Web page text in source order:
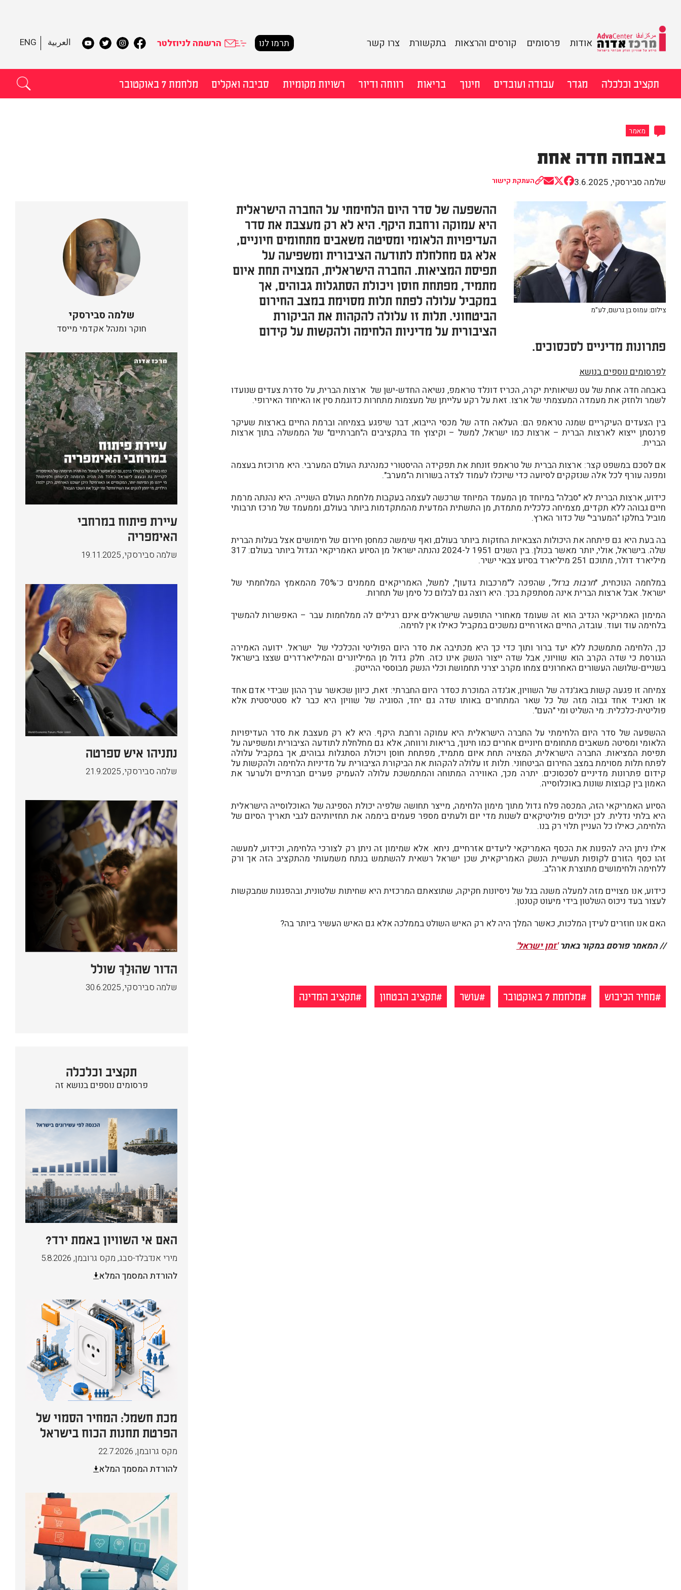
מרכז
אדוה
מידע על שוויון
וצדק חברתי
אודות פרסומים קורסים והרצאות בתקשורת צרו קשר תרמו לנו הרשמה לניוזלטר العربية ENG
לדלג
לתוכן
תקציב וכלכלה מגדר עבודה ועובדים חינוך בריאות רווחה ודיור רשויות מקומיות סביבה ואקלים מלחמת 7 באוקטובר
מאמר
באבחה חדה אחת
שלמה סבירסקי,
3.6.2025
Share
Facebook
Share
X
(Twitter)
Share
Email
העתקת קישור
צילום: עמוס בן גרשם, לע"מ
ההשפעה של סדר היום הלחימתי על החברה הישראלית
היא עמוקה ורחבת היקף. היא לא רק מעצבת את סדר
העדיפויות הלאומי ומסיטה משאבים מתחומים חיוניים,
אלא גם מחלחלת לתודעה הציבורית ומשפיעה על
תפיסת המציאות. החברה הישראלית, המצויה תחת איום
מתמיד, מפתחת חוסן ויכולת הסתגלות גבוהים, אך
במקביל עלולה לפתח תלות מסוימת במצב החירום
הביטחוני. תלות זו עלולה להקהות את הביקורת
הציבורית על מדיניות הלחימה ולהקשות על קידום
פתרונות מדיניים לסכסוכים.
לפרסומים נוספים בנושא
באבחה חדה אחת של עט נשיאותית יקרה, הכריז דונלד טראמפ, נשיאה החדש-ישן של ארצות הברית, על סדרת צעדים שנועדו
לשמר ולחזק את מעמדה המעצמתי של ארצו. זאת על רקע עלייתן של מעצמות מתחרות כדוגמת סין או האיחוד האירופי.
בין הצעדים העיקריים שמנה טראמפ הם: העלאה חדה של מכסי הייבוא, דבר שיפגע בצמיחה וברמת החיים בארצות שעיקר
פרנסתן ייצוא לארצות הברית – ארצות כמו ישראל, למשל – וקיצוץ חד בתקציבים ה"חברתיים" של הממשלה בתוך ארצות
הברית.
אם לסכם במשפט קצר: ארצות הברית של טראמפ זונחת את תפקידה ההיסטורי כמנהיגת העולם המערבי. היא מרוכזת בעצמה
ומפנה עורף לכל אלה שנזקקים לסיועה כדי שיוכלו לעמוד לצדה בשורות ה"מערב".
כידוע, ארצות הברית לא "סבלה" במיוחד מן המעמד המיוחד שרכשה לעצמה בעקבות מלחמת העולם השנייה. היא נהנתה מרמת
חיים גבוהה ללא תקדים, מצמיחה כלכלית מתמדת, מן התשתית המדעית מהמתקדמות ביותר בעולם, וממעמד של מרכז תרבותי
מוביל בחלקו "המערבי" של כדור הארץ.
בה בעת היא גם פיתחה את היכולות הצבאיות החזקות ביותר בעולם, ואף שימשה כמחסן חירום של חימושים אצל בעלות הברית
שלה. בישראל, אולי, יותר מאשר בכולן. בין השנים 1951 ל-2024 נהנתה ישראל מן הסיוע האמריקאי הגדול ביותר בעולם: 317
מיליארד דולר, מתוכם 251 מיליארד בסיוע צבאי ישיר.
במלחמה הנוכחית, "חרבות ברזל"
, שהפכה ל"מרכבות גדעון", למשל, האמריקאים מממנים כ־70% מהמאמץ המלחמתי של
ישראל. אבל ארצות הברית אינה מסתפקת בכך. היא רוצה גם לבלום כל סימן של תחרות.
המימון האמריקאי הנדיב הוא זה שעומד מאחורי התופעה שישראלים אינם רגילים לה ממלחמות עבר – האפשרות להמשיך
בלחימה עוד ועוד. עובדה, החיים האזרחיים נמשכים במקביל כאילו אין לחימה.
כך, הלחימה מתמשכת ללא יעד ברור ותוך כדי כך היא מכתיבה את סדר היום הפוליטי והכלכלי של ישראל. ידועה האמירה
הגורסת כי שדה הקרב הוא שוויוני, אבל שדה ייצור הנשק אינו כזה. חלק גדול מן המיליונרים והמיליארדרים שצצו בישראל
בשניים-שלושה העשורים האחרונים צמחו מקרב יצרני תחמושת וכלי הנשק מבוססי ההייטק.
צמיחה זו פגעה קשות באג'נדה של השוויון, אג'נדה המוכרת כסדר היום החברתי: זאת, כיוון שכאשר ערך ההון שבידי אדם אחד
או תאגיד אחד גבוה מזה של כל שאר המתחרים באותו שדה גם יחד, הסוגיה של שוויון היא כבר לא סטטיסטית אלא
פוליטית-כלכלית: מי השליט ומי "העם".
ההשפעה של סדר היום הלחימתי על החברה הישראלית היא עמוקה ורחבת היקף. היא לא רק מעצבת את סדר העדיפויות
הלאומי ומסיטה משאבים מתחומים חיוניים אחרים כמו חינוך, בריאות ורווחה, אלא גם מחלחלת לתודעה הציבורית ומשפיעה על
תפיסת המציאות. החברה הישראלית, המצויה תחת איום מתמיד, מפתחת חוסן ויכולת הסתגלות גבוהים, אך במקביל עלולה
לפתח תלות מסוימת במצב החירום הביטחוני. תלות זו עלולה להקהות את הביקורת הציבורית על מדיניות הלחימה ולהקשות על
קידום פתרונות מדיניים לסכסוכים. יתרה מכך, האווירה המתוחה והמתמשכת עלולה להעמיק פערים חברתיים ולערער את
האמון בין קבוצות שונות באוכלוסייה.
הסיוע האמריקאי הזה, המכסה פלח גדול מתוך מימון הלחימה, מייצר תחושה שלפיה יכולת הספיגה של האוכלוסייה הישראלית
היא בלתי נדלית. לכן יכולים פוליטיקאים לשנות מדי יום ולעתים מספר פעמים ביממה את תחזיותיהם לגבי תאריך הסיום של
הלחימה, כאילו כל העניין תלוי רק בנו.
אילו ניתן היה להפנות את הכסף האמריקאי ליעדים אזרחיים, ניחא. אלא שמימון זה ניתן רק לצורכי הלחימה, וכידוע, למעשה
זהו כסף הזורם לקופות תעשיית הנשק האמריקאית, שכן ישראל רשאית להשתמש בנתח משמעותי מהתקציב הזה אך ורק
ללחימה ולחימושים מתוצרת ארה"ב.
כידוע, אנו מצויים מזה למעלה משנה בגל של ניסיונות חקיקה, שתוצאתם המרכזית היא שחיתות שלטונית, ובהפגנות שמבקשות
לעצור בעד ניכוס השלטון בידי מיעוט קטנטן.
האם אנו חוזרים לעידן המלכות, כאשר המלך היה לא רק האיש השולט בממלכה אלא גם האיש העשיר ביותר בה?
// המאמר פורסם במקור באתר'זמן ישראל'
מחיר הכיבוש מלחמת 7 באוקטובר עושר תקציב הבטחון תקציב המדינה
שלמה סבירסקי
חוקר ומנהל אקדמי מייסד
עיירת פיתוח במרחבי
האימפריה
שלמה סבירסקי,
19.11.2025
נתניהו איש ספרטה
שלמה סבירסקי,
21.9.2025
הדור שהוּלַךְ שולל
שלמה סבירסקי,
30.6.2025
תקציב וכלכלה
פרסומים נוספים בנושא זה
האם אי השוויון באמת ירד?
מירי אנדבלד-סבג, מקס גרובמן,
5.8.2026
להורדת המסמך המלא
מכת חשמל: המחיר הסמוי של
הפרטת תחנות הכוח בישראל
מקס גרובמן,
22.7.2026
להורדת המסמך המלא